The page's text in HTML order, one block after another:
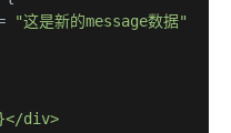
"这是新的message数据"
div>